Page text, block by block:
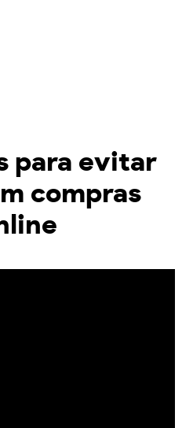
para evitar
compras